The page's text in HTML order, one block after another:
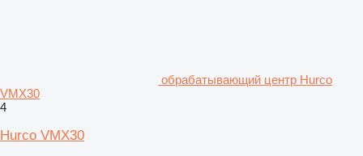
обрабатывающий центр Hurco
VMX30
4
Hurco VMX30